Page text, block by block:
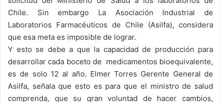
Chile. Sin embargo La Asociación Industrial de
Laboratorios Farmacéuticos de Chile (Asilfa), considera
que esa meta es imposible de lograr.
Y esto se debe a que la capacidad de producción para
desarrollar cada boceto de medicamentos bioequivalente,
es de solo 12 al año. Elmer Torres Gerente General de
Asilfa, señala que esto es para que el ministro de salud
comprenda, que su gran voluntad de hacer cambios,